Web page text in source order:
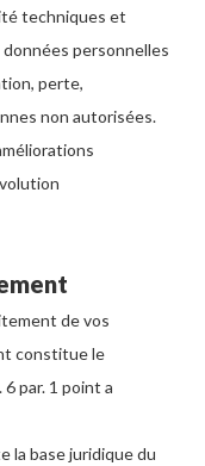
techniques et
personnelles
perte,
non autorisées.
de vos
constitue le
par. 1 point a
la base juridique du